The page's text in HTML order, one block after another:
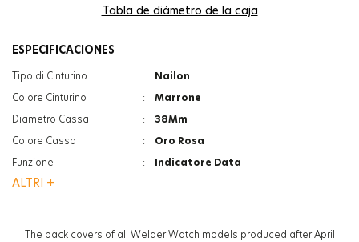
Tabla de diámetro de la caja
ESPECIFICACIONES
Tipo di Cinturino :
Nailon
Colore Cinturino
:
Marrone
Diametro Cassa
:
38Mm
Colore Cassa
:
Oro Rosa
Funzione
:
Indicatore Data
Funzione
Vetro
Minerale
ALTRI +
The back covers of all Welder Watch models produced after April